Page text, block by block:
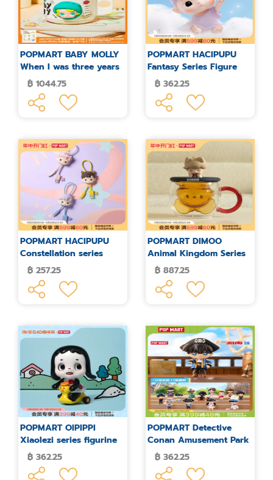
POPMART BABY MOLLY
When I was three years
old series ceramic cup
฿ 1044.75
POPMART HACIPUPU
Fantasy Series Figure
Blind Box
฿ 362.25
POPMART HACIPUPU
Constellation series
blind box
฿ 257.25
POPMART DIMOO
Animal Kingdom Series
Glass Cup
฿ 887.25
POPMART OIPIPPI
Xiaolezi series figurine
blind box
฿ 362.25
POPMART Detective
Conan Amusement Park
Series Figures Blind Box
฿ 362.25